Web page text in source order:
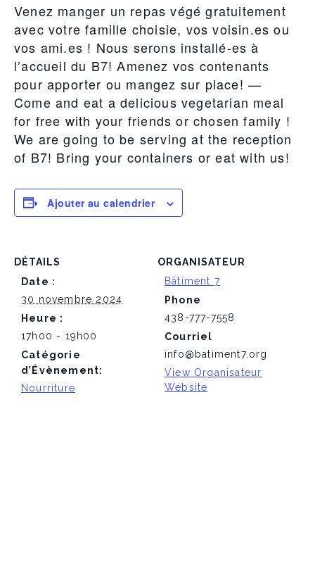
Venez manger un repas végé gratuitement
avec votre famille choisie, vos voisin.es ou
vos ami.es ! Nous serons installé-es à
l’accueil du B7! Amenez vos contenants
pour apporter ou mangez sur place! —
Come and eat a delicious vegetarian meal
for free with your friends or chosen family !
We are going to be serving at the reception
of B7! Bring your containers or eat with us!
Ajouter au calendrier
DÉTAILS
Date :
30 novembre 2024
Heure :
17h00 - 19h00
Catégorie
d’Évènement:
Nourriture
ORGANISATEUR
Bâtiment 7
Phone
438-777-7558
Courriel
info@batiment7.org
View Organisateur
Website